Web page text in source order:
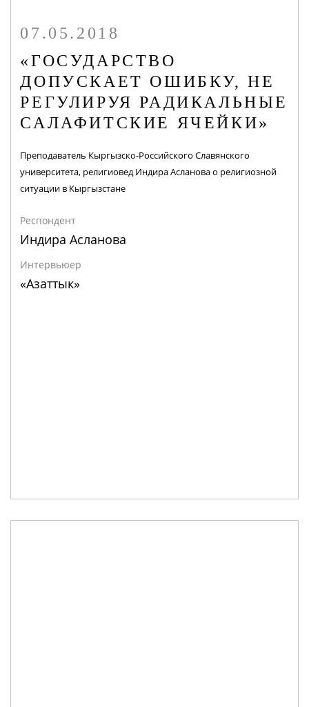
07.05.2018
«ГОСУДАРСТВО
ДОПУСКАЕТ ОШИБКУ, НЕ
РЕГУЛИРУЯ РАДИКАЛЬНЫЕ
САЛАФИТСКИЕ ЯЧЕЙКИ»
Преподаватель Кыргызско-Российского Славянского
университета, религиовед Индира Асланова о религиозной
ситуации в Кыргызстане
Респондент
Индира Асланова
Интервьюер
«Азаттык»